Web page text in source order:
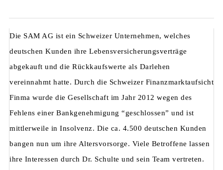
Die SAM AG ist ein Schweizer Unternehmen, welches
deutschen Kunden ihre Lebensversicherungsverträge
abgekauft und die Rückkaufswerte als Darlehen
vereinnahmt hatte. Durch die Schweizer Finanzmarktaufsicht
Finma wurde die Gesellschaft im Jahr 2012 wegen des
Fehlens einer Bankgenehmigung “geschlossen” und ist
mittlerweile in Insolvenz. Die ca. 4.500 deutschen Kunden
bangen nun um ihre Altersvorsorge. Viele Betroffene lassen
ihre Interessen durch Dr. Schulte und sein Team vertreten.